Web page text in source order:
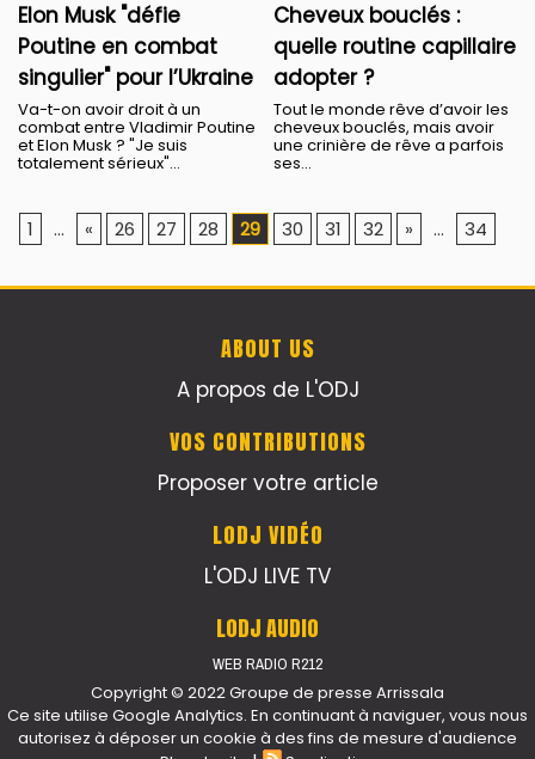
Elon Musk "défie
Poutine en combat
singulier" pour l’Ukraine
Va-t-on avoir droit à un
combat entre Vladimir Poutine
et Elon Musk ? "Je suis
totalement sérieux"...
Cheveux bouclés :
quelle routine capillaire
adopter ?
Tout le monde rêve d’avoir les
cheveux bouclés, mais avoir
une crinière de rêve a parfois
ses...
1 ... « 26 27 28 29 30 31 32 » ... 34
ABOUT US
A propos de L'ODJ
VOS CONTRIBUTIONS
Proposer votre article
LODJ VIDÉO
L'ODJ LIVE TV
LODJ AUDIO
WEB RADIO R212
Copyright © 2022 Groupe de presse Arrissala
Ce site utilise Google Analytics. En continuant à naviguer, vous nous
autorisez à déposer un cookie à des fins de mesure d'audience